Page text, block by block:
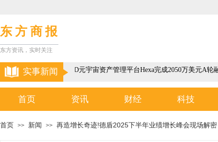
以色列3D元宇宙资产管理平台Hexa完成2050万美元A轮
东 方 商 报
实事新闻
东方资讯，实时关注
首页 资讯 财经 科技
首页 >> 新闻 >> 再造增长奇迹!德盾2025下半年业绩增长峰会现场解密